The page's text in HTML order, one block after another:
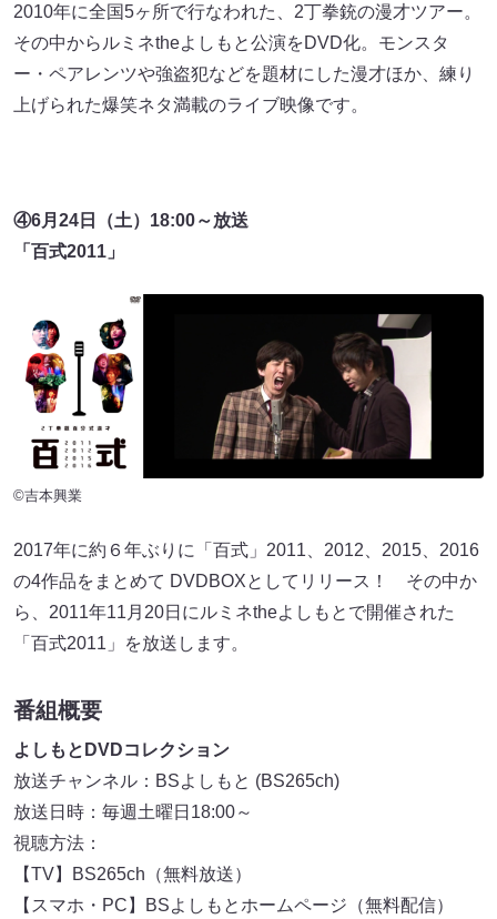
2010年に全国5ヶ所で行なわれた、2丁拳銃の漫才ツアー。
その中からルミネtheよしもと公演をDVD化。モンスタ
ー・ペアレンツや強盗犯などを題材にした漫才ほか、練り
上げられた爆笑ネタ満載のライブ映像です。
④6月24日（土）18:00～放送
「百式2011」
©吉本興業
2017年に約６年ぶりに「百式」2011、2012、2015、2016
の4作品をまとめて DVDBOXとしてリリース！ その中か
ら、2011年11月20日にルミネtheよしもとで開催された
「百式2011」を放送します。
番組概要
よしもとDVDコレクション
放送チャンネル：BSよしもと (BS265ch)
放送日時：毎週土曜日18:00～
視聴方法：
【TV】BS265ch（無料放送）
【スマホ・PC】BSよしもとホームページ（無料配信）